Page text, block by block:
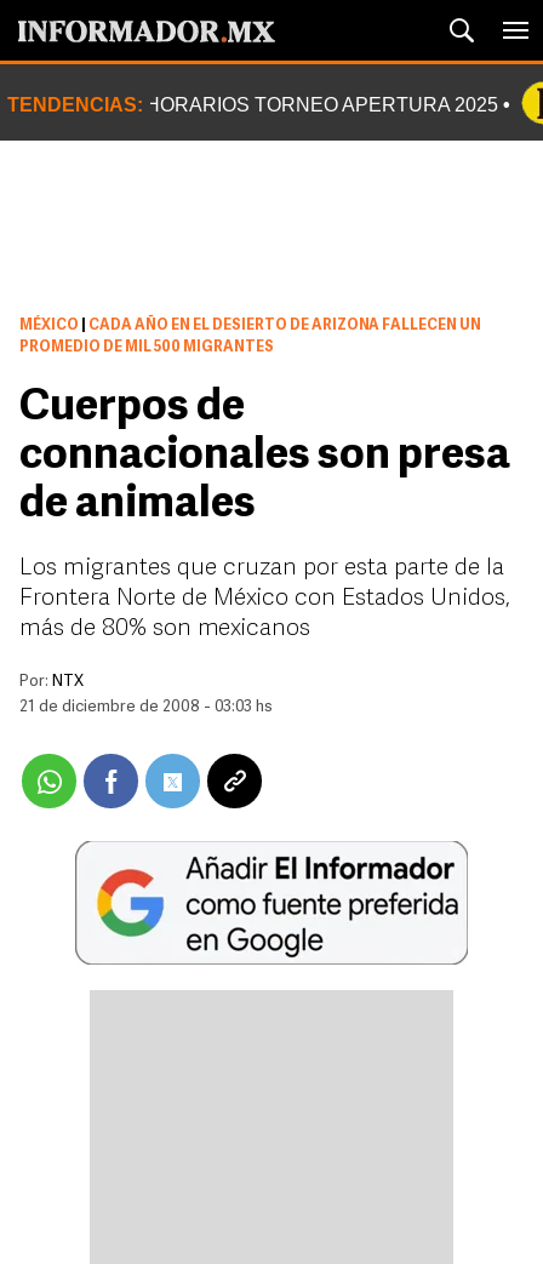
TENDENCIAS: HORARIOS TORNEO APERTURA 2025
MÉXICO
CADA AÑO EN EL DESIERTO DE ARIZONA FALLECEN UN
PROMEDIO DE MIL 500 MIGRANTES
Cuerpos de
connacionales son presa
de animales
Los migrantes que cruzan por esta parte de la
Frontera Norte de México con Estados Unidos,
más de 80% son mexicanos
Por: NTX
21 de diciembre de 2008 - 03:03 hs